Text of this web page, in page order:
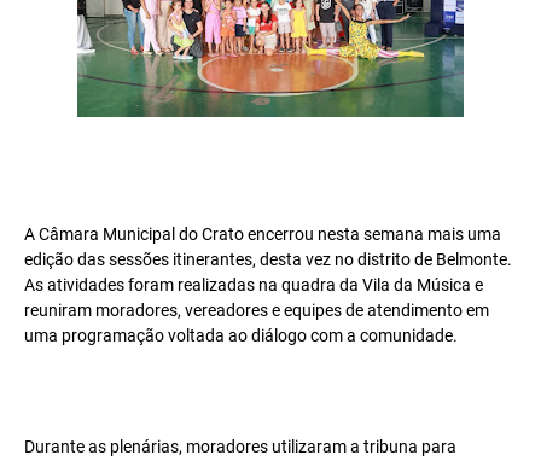
A Câmara Municipal do Crato encerrou nesta semana mais uma
edição das sessões itinerantes, desta vez no distrito de Belmonte.
As atividades foram realizadas na quadra da Vila da Música e
reuniram moradores, vereadores e equipes de atendimento em
uma programação voltada ao diálogo com a comunidade.
Durante as plenárias, moradores utilizaram a tribuna para